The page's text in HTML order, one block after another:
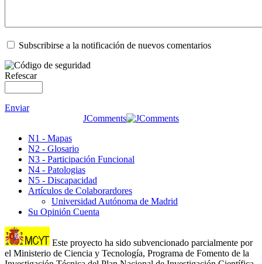
Subscribirse a la notificación de nuevos comentarios
Refescar
Enviar
JComments
N1 - Mapas
N2 - Glosario
N3 - Participación Funcional
N4 - Patologias
N5 - Discapacidad
Artículos de Colaborardores
Universidad Autónoma de Madrid
Su Opinión Cuenta
Este proyecto ha sido subvencionado parcialmente por
el Ministerio de Ciencia y Tecnología, Programa de Fomento de la